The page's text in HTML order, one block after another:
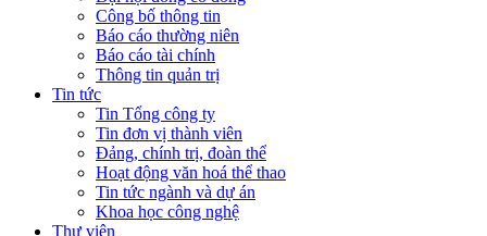
Công bố thông tin
Báo cáo thường niên
Báo cáo tài chính
Thông tin quản trị
Tin tức
Tin Tổng công ty
Tin đơn vị thành viên
Đảng, chính trị, đoàn thể
Hoạt động văn hoá thể thao
Tin tức ngành và dự án
Khoa học công nghệ
Thư viện